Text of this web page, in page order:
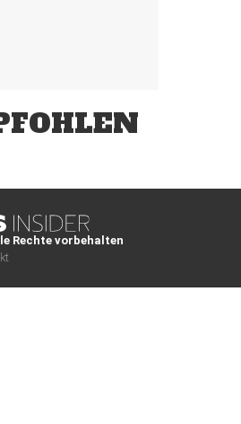
Rechte vorbehalten